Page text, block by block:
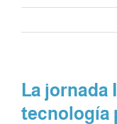
La jornada
tecnología